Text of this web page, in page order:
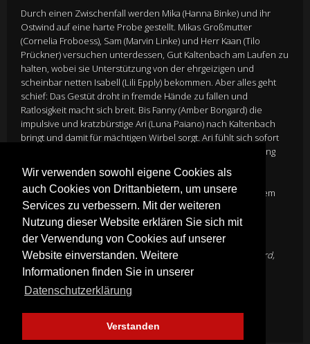
Wir verwenden sowohl eigene Cookies als
auch Cookies von Drittanbietern, um unsere
Services zu verbessern. Mit der weiteren
Nutzung dieser Website erklären Sie sich mit
der Verwendung von Cookies auf unserer
Website einverstanden. Weitere
Informationen finden Sie in unserer
Datenschutzerklärung
Verstanden
Durch einen Zwischenfall werden Mika (Hanna Binke) und ihr
Ostwind auf eine harte Probe gestellt. Mikas Großmutter
(Cornelia Froboess), Sam (Marvin Linke) und Herr Kaan (Tilo
Prückner) versuchen unterdessen, Gut Kaltenbach am Laufen zu
halten, wobei sie Unterstützung von der ehrgeizigen und
scheinbar netten Isabell (Lili Epply) bekommen. Aber alles geht
schief: Das Gestüt droht in fremde Hände zu fallen und
Ratlosigkeit macht sich breit. Bis Fanny (Amber Bongard) die
impulsive und kratzbürstige Ari (Luna Paiano) nach Kaltenbach
bringt und damit für mächtigen Wirbel sorgt. Ari fühlt sich sofort
von Ostwind angezogen und scheint eine besondere Wirkung
auf den berühmten Hengst zu haben. Ist es möglich, dass
Ostwind und Mika eine weitere Seelenverwandte auf Gut
Kaltenbach finden? Und wird Ari es schaffen, Ostwind vor dem
skrupellosen Pferdetrainer Thordur Thorvaldson (Sabin
Tambrea) zu schützen?
DirectorTheresa von Eltz
CastLuna Paiano,Hanna Binke,Marvin Linke Amber Bongard,
Tilo Prückner,Cornelia Froboess, Lili Epply,
Genre:AbenteuerFamily
Mehr Infos